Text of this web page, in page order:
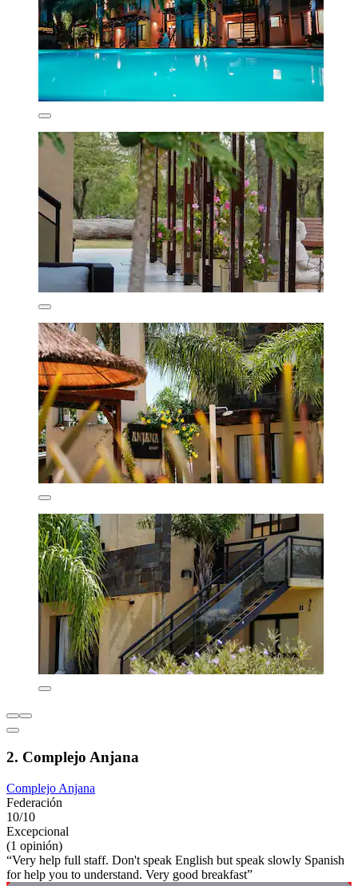
2. Complejo Anjana
Complejo Anjana
Federación
10/10
Excepcional
(1 opinión)
“Very help full staff. Don't speak English but speak slowly Spanish
for help you to understand. Very good breakfast”